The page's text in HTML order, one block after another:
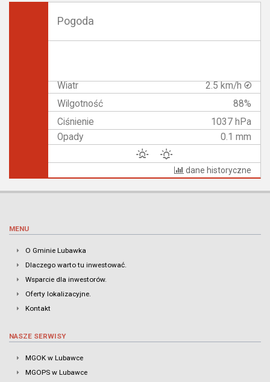
Pogoda
Wiatr
2.5 km/h
Wilgotność
88%
Ciśnienie
1037 hPa
Opady
0.1 mm
dane historyczne
MENU
O Gminie Lubawka
Dlaczego warto tu inwestować.
Wsparcie dla inwestorów.
Oferty lokalizacyjne.
Kontakt
NASZE SERWISY
MGOK w Lubawce
MGOPS w Lubawce